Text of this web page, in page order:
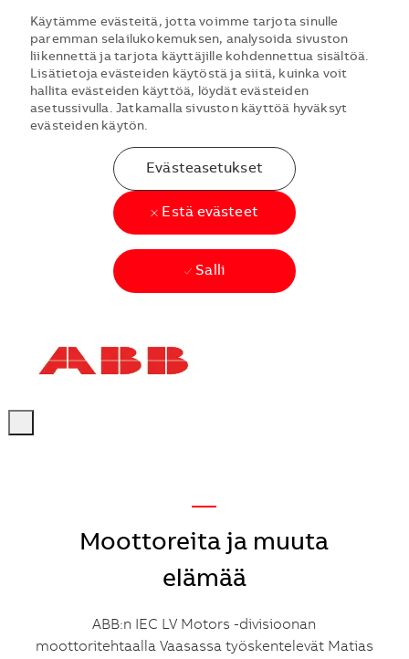
Käytämme evästeitä, jotta voimme tarjota sinulle
paremman selailukokemuksen, analysoida sivuston
liikennettä ja tarjota käyttäjille kohdennettua sisältöä.
Lisätietoja evästeiden käytöstä ja siitä, kuinka voit
hallita evästeiden käyttöä, löydät evästeiden
asetussivulla. Jatkamalla sivuston käyttöä hyväksyt
evästeiden käytön.
Evästeasetukset
Estä evästeet
Salli
—
Moottoreita ja muuta
elämää
ABB:n IEC LV Motors -divisioonan
moottoritehtaalla Vaasassa työskentelevät Matias